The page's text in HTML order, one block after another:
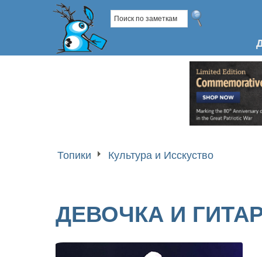
Топики Культура и Исскуство
ДЕВОЧКА И